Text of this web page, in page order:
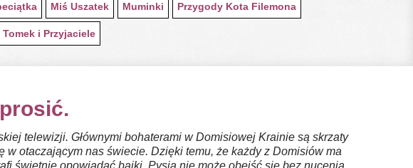
Miś Uszatek Muminki Przygody Kota Filemona
Tomek i Przyjaciele
telewizji. Głównymi bohaterami w Domisiowej Krainie są skrzaty
otaczającym nas świecie. Dzięki temu, że każdy z Domisiów ma
świetnie opowiadać bajki, Pysia nie może obejść się bez nucenia